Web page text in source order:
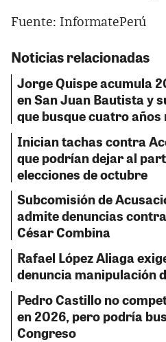
Fuente: InformatePerú
Noticias relacionadas
Jorge Quispe acumula
en San Juan Bautista y
que busque cuatro años
Inician tachas contra
que podrían dejar al
elecciones de octubre
Subcomisión de
admite denuncias
César Combina
Rafael López Aliaga
denuncia manipulación
Pedro Castillo no
en 2026, pero podría
Congreso